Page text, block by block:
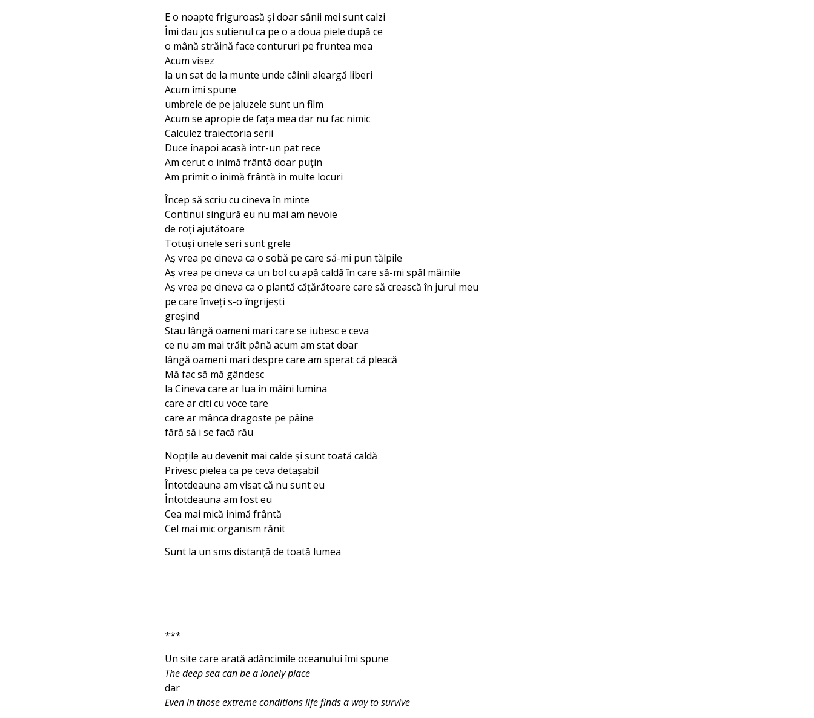
E o noapte friguroasă şi doar sânii mei sunt calzi
Îmi dau jos sutienul ca pe o a doua piele după ce
o mână străină face contururi pe fruntea mea
Acum visez
la un sat de la munte unde câinii aleargă liberi
Acum îmi spune
umbrele de pe jaluzele sunt un film
Acum se apropie de fața mea dar nu fac nimic
Calculez traiectoria serii
Duce înapoi acasă într-un pat rece
Am cerut o inimă frântă doar puţin
Am primit o inimă frântă în multe locuri
Încep să scriu cu cineva în minte
Continui singură eu nu mai am nevoie
de roți ajutătoare
Totuşi unele seri sunt grele
Aş vrea pe cineva ca o sobă pe care să-mi pun tălpile
Aş vrea pe cineva ca un bol cu apă caldă în care să-mi spăl mâinile
Aş vrea pe cineva ca o plantă cățărătoare care să crească în jurul meu
pe care înveți s-o îngrijeşti
greşind
Stau lângă oameni mari care se iubesc e ceva
ce nu am mai trăit până acum am stat doar
lângă oameni mari despre care am sperat că pleacă
Mă fac să mă gândesc
la Cineva care ar lua în mâini lumina
care ar citi cu voce tare
care ar mânca dragoste pe pâine
fără să i se facă rău
Nopţile au devenit mai calde şi sunt toată caldă
Privesc pielea ca pe ceva detaşabil
Întotdeauna am visat că nu sunt eu
Întotdeauna am fost eu
Cea mai mică inimă frântă
Cel mai mic organism rănit
Sunt la un sms distanță de toată lumea
***
Un site care arată adâncimile oceanului îmi spune
The deep sea can be a lonely place
dar
Even in those extreme conditions life finds a way to survive